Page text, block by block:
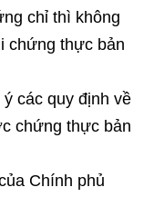
chỉ thì không
chứng thực bản
các quy định về
chứng thực bản
Chính phủ